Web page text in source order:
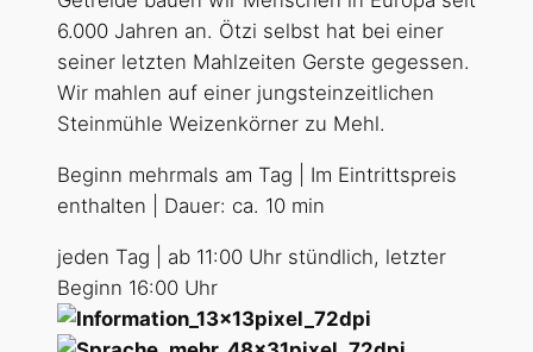
6.000 Jahren an. Ötzi selbst hat bei einer
seiner letzten Mahlzeiten Gerste gegessen.
Wir mahlen auf einer jungsteinzeitlichen
Steinmühle Weizenkörner zu Mehl.
Beginn mehrmals am Tag | Im Eintrittspreis
enthalten | Dauer: ca. 10 min
jeden Tag | ab 11:00 Uhr stündlich, letzter
Beginn 16:00 Uhr